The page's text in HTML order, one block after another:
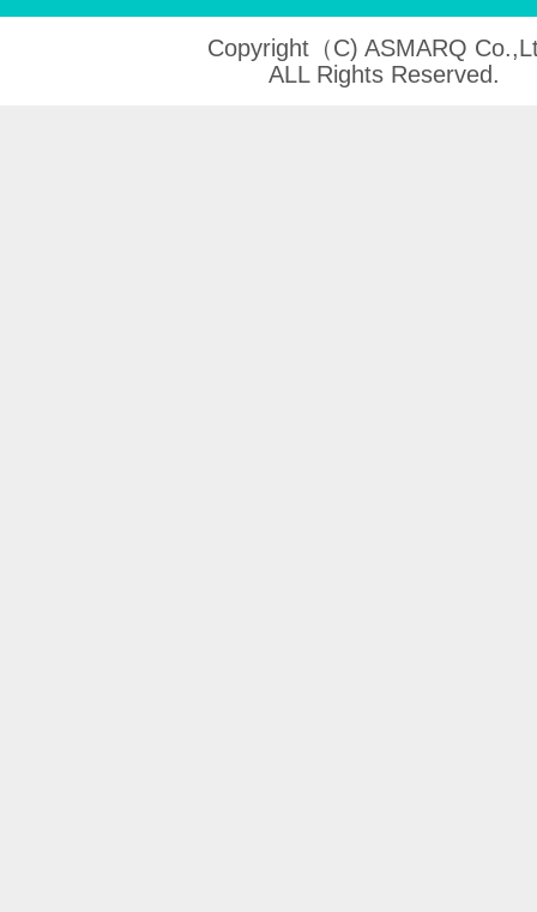
Copyright（C) ASMARQ
ALL Rights Reserved.